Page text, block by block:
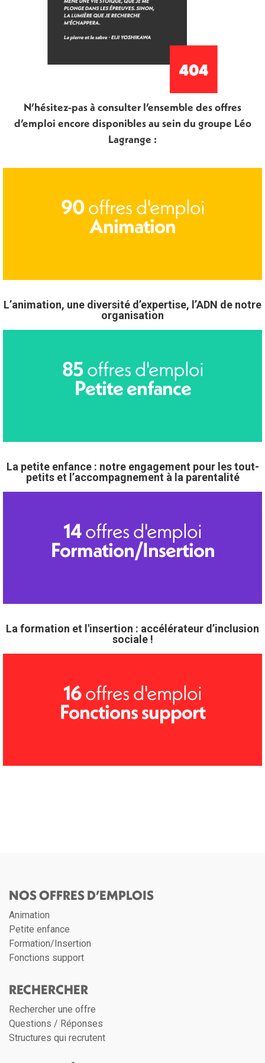
N’hésitez-pas à consulter l’ensemble des offres
d’emploi encore disponibles au sein du groupe Léo
Lagrange :
90offres d'emploi
Animation
L’animation, une diversité d’expertise, l’ADN de notre
organisation
85offres d'emploi
Petite enfance
La petite enfance : notre engagement pour les tout-
petits et l’accompagnement à la parentalité
14offres d'emploi
Formation/Insertion
La formation et l'insertion : accélérateur d’inclusion
sociale !
16offres d'emploi
Fonctions support
NOS OFFRES D’EMPLOIS
Animation
Petite enfance
Formation/Insertion
Fonctions support
RECHERCHER
Rechercher une offre
Questions / Réponses
Structures qui recrutent